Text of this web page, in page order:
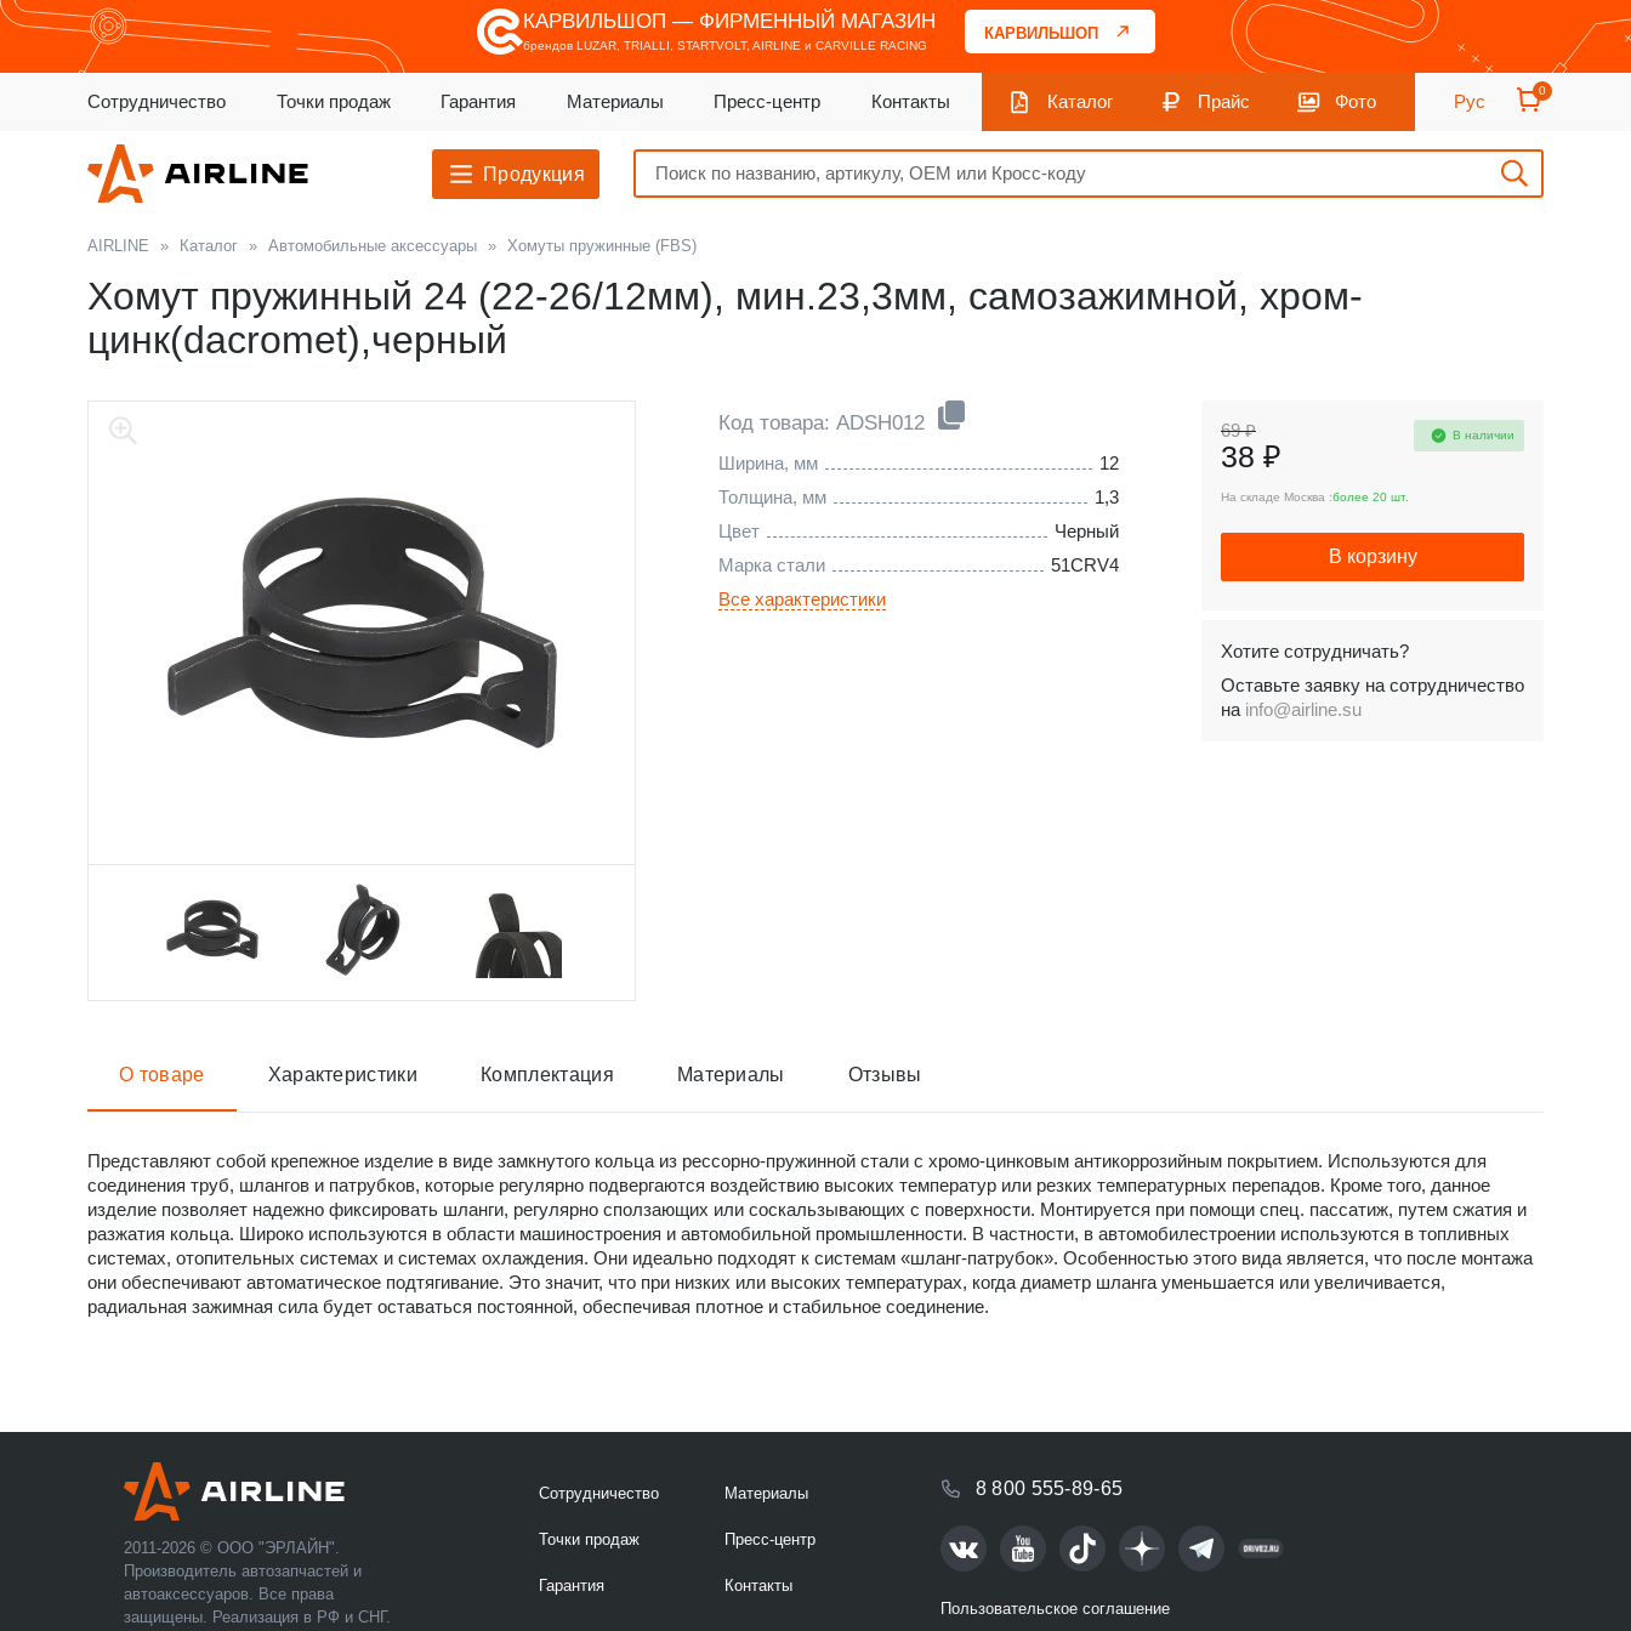
КАРВИЛЬШОП — ФИРМЕННЫЙ МАГАЗИН
брендов LUZAR, TRIALLI, STARTVOLT, AIRLINE и CARVILLE RACING
КАРВИЛЬШОП
Сотрудничество Точки продаж Гарантия Материалы Пресс-центр Контакты Каталог Прайс Фото Рус
0
Продукция
AIRLINE » Каталог » Автомобильные аксессуары » Хомуты пружинные (FBS)
Хомут пружинный 24 (22-26/12мм), мин.23,3мм, самозажимной, хром-
цинк(dacromet),черный
Код товара: ADSH012
Ширина, мм
12
Толщина, мм
1,3
Цвет
Черный
Марка стали
51CRV4
Все характеристики
69 ₽
38 ₽
В наличии
На складе Москва :более 20 шт.
В корзину
Хотите сотрудничать?
Оставьте заявку на сотрудничество
на info@airline.su
О товаре Характеристики Комплектация Материалы Отзывы
Представляют собой крепежное изделие в виде замкнутого кольца из рессорно-пружинной стали с хромо-цинковым антикоррозийным покрытием. Используются для
соединения труб, шлангов и патрубков, которые регулярно подвергаются воздействию высоких температур или резких температурных перепадов. Кроме того, данное
изделие позволяет надежно фиксировать шланги, регулярно сползающих или соскальзывающих с поверхности. Монтируется при помощи спец. пассатиж, путем сжатия и
разжатия кольца. Широко используются в области машиностроения и автомобильной промышленности. В частности, в автомобилестроении используются в топливных
системах, отопительных системах и системах охлаждения. Они идеально подходят к системам «шланг-патрубок». Особенностью этого вида является, что после монтажа
они обеспечивают автоматическое подтягивание. Это значит, что при низких или высоких температурах, когда диаметр шланга уменьшается или увеличивается,
радиальная зажимная сила будет оставаться постоянной, обеспечивая плотное и стабильное соединение.
2011-2026 © ООО "ЭРЛАЙН".
Производитель автозапчастей и
автоаксессуаров. Все права
защищены. Реализация в РФ и СНГ.
Сотрудничество
Точки продаж
Гарантия
Материалы
Пресс-центр
Контакты
8 800 555-89-65
Пользовательское соглашение